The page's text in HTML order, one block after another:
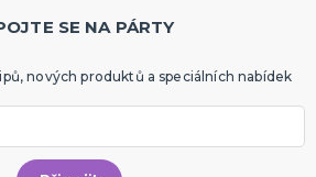
SE NA PÁRTY
nových produktů a speciálních nabídek